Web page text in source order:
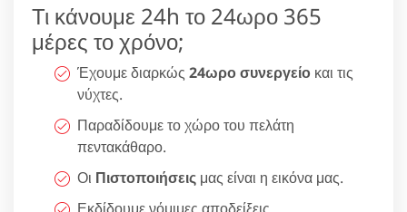
Τι κάνουμε 24h το 24ωρο 365
μέρες το χρόνο;
Έχουμε διαρκώς 24ωρο συνεργείο και τις
νύχτες.
Παραδίδουμε το χώρο του πελάτη
πεντακάθαρο.
Οι Πιστοποιήσεις μας είναι η εικόνα μας.